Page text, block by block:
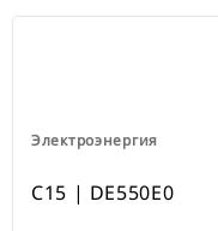
Электроэнергия
C15 | DE550E0